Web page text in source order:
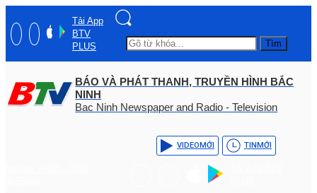
Tải App
BTV
PLUS
Tìm
BÁO VÀ PHÁT THANH, TRUYỀN HÌNH BẮC
NINH
Bac Ninh Newspaper and Radio - Television
VIDEOMỚI TINMỚI